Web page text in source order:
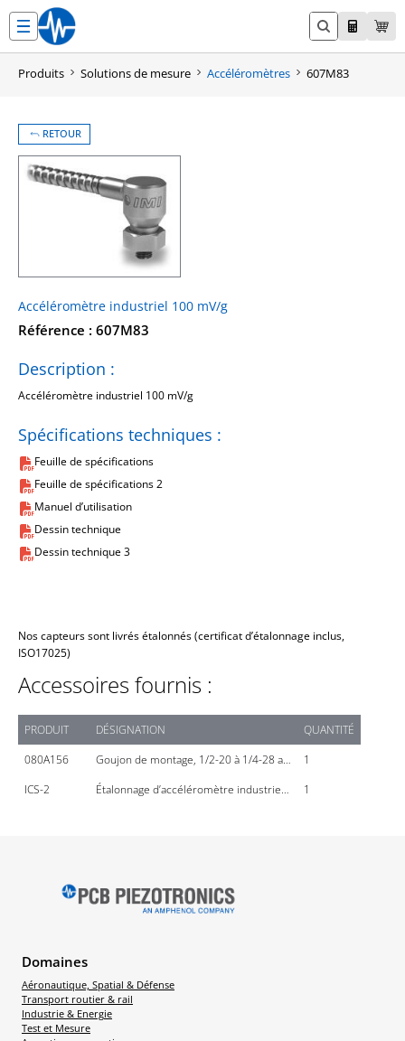
contenu
Produits Solutions de mesure Accéléromètres 607M83
RETOUR
Accéléromètre industriel 100 mV/g
Référence : 607M83
Spécifications techniques :
Feuille de spécifications
Feuille de spécifications 2
Manuel d’utilisation
Dessin technique
Dessin technique 3
Description :
Accéléromètre industriel 100 mV/g
Nos capteurs sont livrés étalonnés (certificat d’étalonnage inclus,
ISO17025)
Accessoires fournis :
PRODUIT DÉSIGNATION
QUANTITÉ
080A156
Goujon de montage, 1/2-20 à 1/4-28 a…
1
ICS-2
Étalonnage d’accéléromètre industrie… 1
Domaines
Aéronautique, Spatial & Défense
Transport routier & rail
Industrie & Energie
Test et Mesure